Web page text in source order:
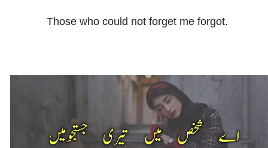
Those who could not forget me forgot.